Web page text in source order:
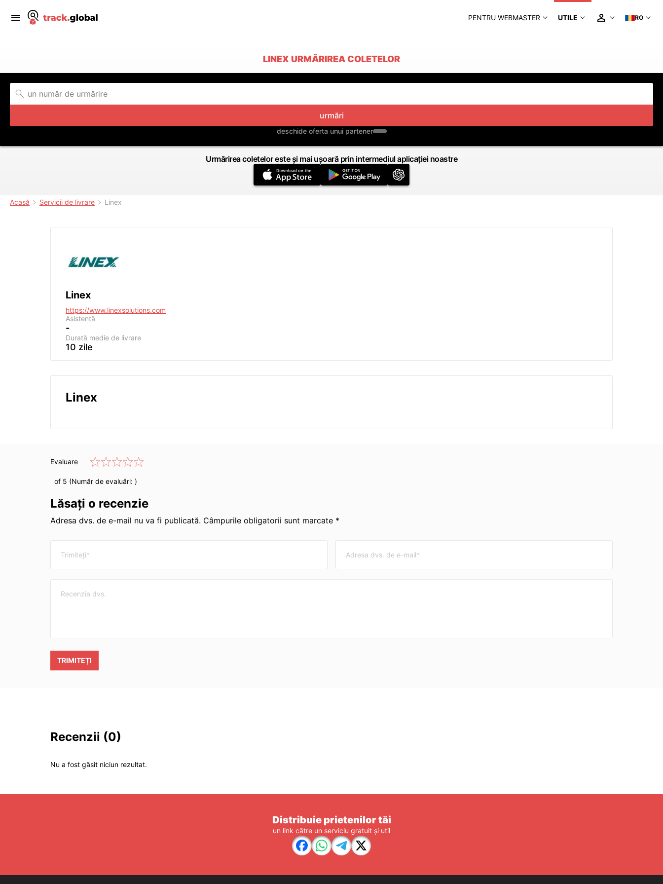
PENTRU WEBMASTER UTILE RO
LINEX URMĂRIREA COLETELOR
urmări
deschide oferta unui partener
Urmărirea coletelor este și mai ușoară prin intermediul aplicației noastre
Acasă Servicii de livrare Linex
Linex
https://www.linexsolutions.com
Asistență
-
Durată medie de livrare
10 zile
Linex
Evaluare
of 5 (Număr de evaluări: )
Lăsați o recenzie
Adresa dvs. de e-mail nu va fi publicată. Câmpurile obligatorii sunt marcate *
TRIMITEȚI
Recenzii (0)
Nu a fost găsit niciun rezultat.
Distribuie prietenilor tăi
un link către un serviciu gratuit și util